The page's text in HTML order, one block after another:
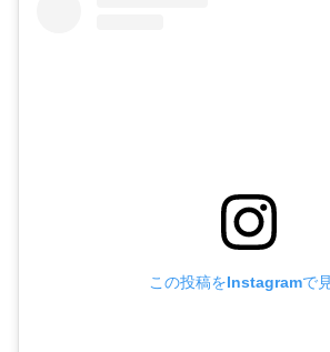
この投稿をInstagramで